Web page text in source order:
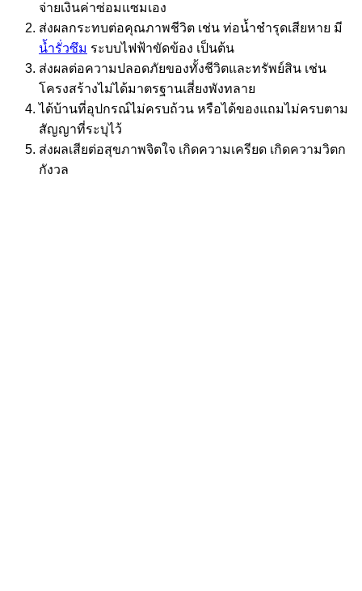
จ่ายเงินค่าซ่อมแซมเอง
ส่งผลกระทบต่อคุณภาพชีวิต เช่น ท่อน้ำชำรุดเสียหาย มี
น้ำรั่วซึม ระบบไฟฟ้าขัดข้อง เป็นต้น
ส่งผลต่อความปลอดภัยของทั้งชีวิตและทรัพย์สิน เช่น
โครงสร้างไม่ได้มาตรฐานเสี่ยงพังทลาย
ได้บ้านที่อุปกรณ์ไม่ครบถ้วน หรือได้ของแถมไม่ครบตาม
สัญญาที่ระบุไว้
ส่งผลเสียต่อสุขภาพจิตใจ เกิดความเครียด เกิดความวิตก
กังวล